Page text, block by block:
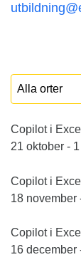
Copilot i
21 oktober - 1
Copilot i
18 november
Copilot i
16 december